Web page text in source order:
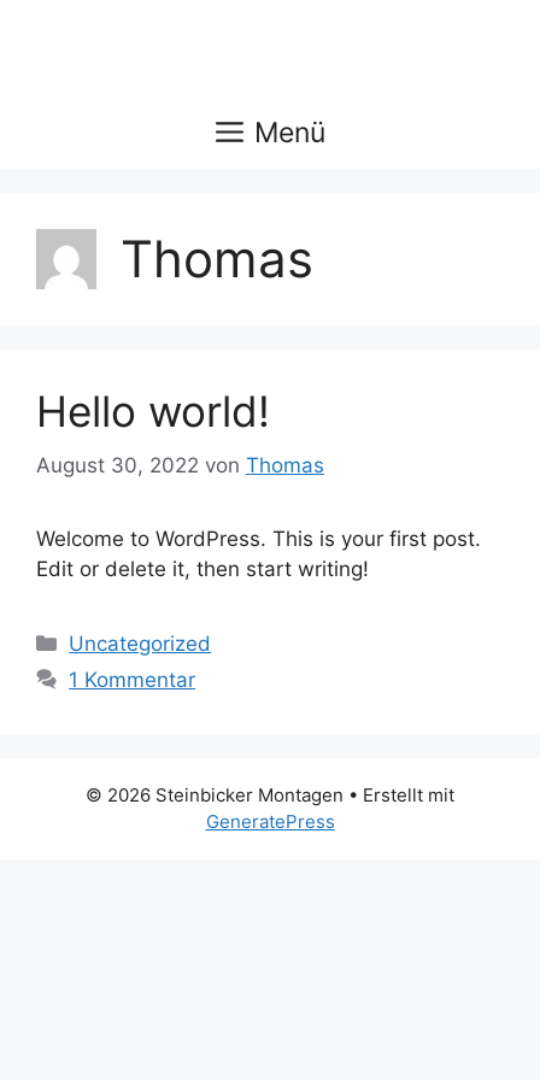
Menü
Thomas
Hello world!
August 30, 2022 von Thomas
Welcome to WordPress. This is your first post.
Edit or delete it, then start writing!
Kategorien
Uncategorized
1 Kommentar
© 2026 Steinbicker Montagen • Erstellt mit
GeneratePress